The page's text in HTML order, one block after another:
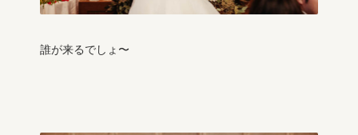
誰が来るでしょ〜